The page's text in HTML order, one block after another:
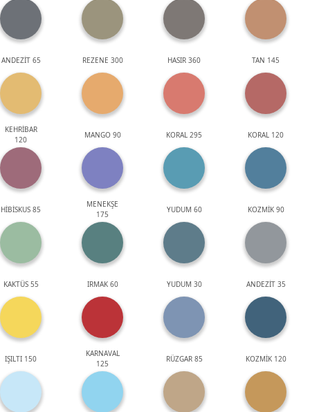
ANDEZİT 65 REZENE 300 HASIR 360 TAN 145
KEHRİBAR
120
MANGO 90 KORAL 295 KORAL 120
HİBİSKUS 85
MENEKŞE
175
YUDUM 60 KOZMİK 90
KAKTÜS 55 IRMAK 60 YUDUM 30 ANDEZİT 35
IŞILTI 150
KARNAVAL
125
RÜZGAR 85 KOZMİK 120